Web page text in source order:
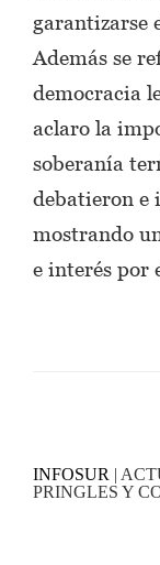
garantizarse
Además se
democracia
aclaro la
soberanía
debatieron e
mostrando
e interés por
INFOSUR |
PRINGLES Y